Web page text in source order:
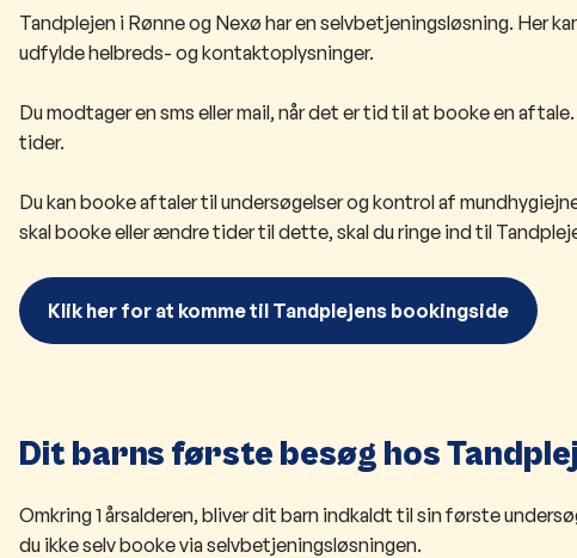
Tandplejen i Rønne og Nexø har en selvbetjeningsløsning. Her
udfylde helbreds- og kontaktoplysninger.
Du modtager en sms eller mail, når det er​ tid til at booke en
tider.
Du kan booke aftaler til undersøgelser og kontrol af
skal booke eller ændre tider til dette, skal du ringe ind til
Klik her for at komme til Tandplejens bookingside
Dit barns første besøg hos
Omkring 1 årsalderen, bliver dit barn indkaldt til sin første
du ikke selv booke via selvbetjeningsløsningen.